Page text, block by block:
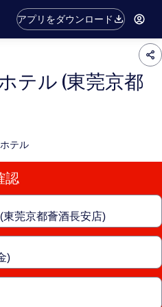
アプリをダウンロード
テル (東莞京都
テル
認